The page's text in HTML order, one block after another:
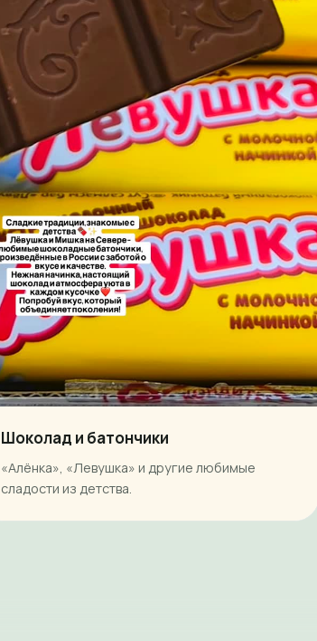
Шоколад и батончики
«Алёнка», «Левушка» и другие любимые
сладости из детства.